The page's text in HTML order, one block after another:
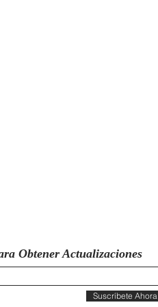
Obtener Actualizaciones
Suscríbete Ahora